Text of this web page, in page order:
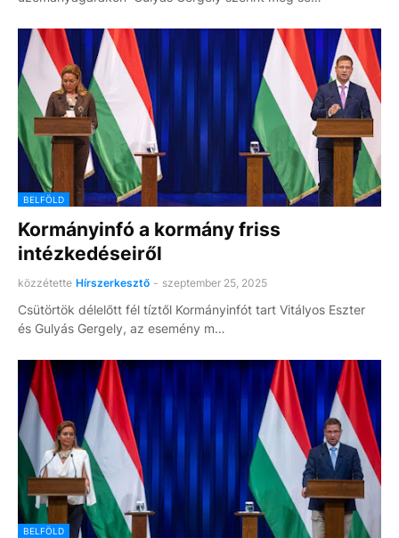
BELFÖLD
Kormányinfó a kormány friss
intézkedéseiről
közzétette Hírszerkesztő - szeptember 25, 2025
Csütörtök délelőtt fél tíztől Kormányinfót tart Vitályos Eszter
és Gulyás Gergely, az esemény m…
BELFÖLD